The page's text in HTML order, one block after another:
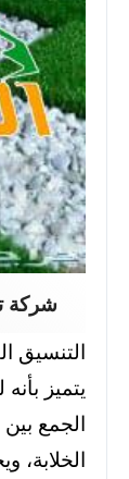
شركة
التنسيق
يتميز
الجمع
الخلابة،